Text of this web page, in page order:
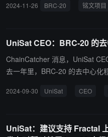
香港、中国台湾等多个社区共同
2024-11-26 BRC-20 铭文项目
UniSat CEO：BRC-20 的
ChainCatcher 消息，UniSat
去一年里，BRC-20 的去中心化
仅关注 BRC-20 的技术发展和影
案和迭代来推进标准。然而，
2024-09-30 UniSat CEO
UniSat：建议支持 Fractal